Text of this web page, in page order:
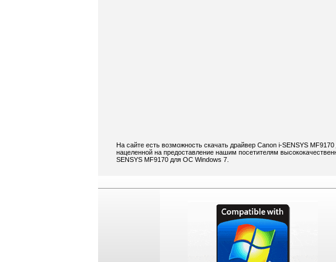
На сайте есть возможность скачать драйвер Canon i-SENSYS
нацеленной на предоставление нашим посетителям
SENSYS MF9170 для ОС Windows 7.